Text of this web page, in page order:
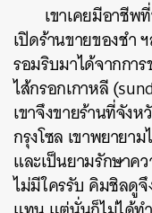
เขาเคยมีอาชีพ
เปิดร้านขายของชำ
รอมริบมาได้จากกา
ไส้กรอกเกาหลี
เขาจึงขายร้านที่จัง
กรุงโซล เขาพยายา
และเป็นยามรักษาค
ไม่มีใครรับ คิมชิลดู